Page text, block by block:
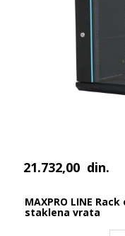
21.732,00 din.
MAXPRO LINE
staklena vrata